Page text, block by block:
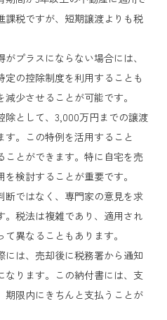
課税ですが、短期譲渡よりも税
プラスにならない場合には、
の控除制度を利用することも
少させることが可能です。
除として、3,000万円までの譲渡
。この特例を活用すること
ことができます。特に自宅を売
検討することが重要です。
断ではなく、専門家の意見を求
。税法は複雑であり、適用され
異なることもあります。
には、売却後に税務署から通知
なります。この納付書には、支
期限内にきちんと支払うことが